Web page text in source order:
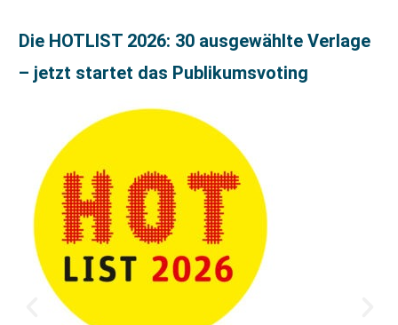
Die HOTLIST 2026: 30 ausgewählte Verlage
– jetzt startet das Publikumsvoting